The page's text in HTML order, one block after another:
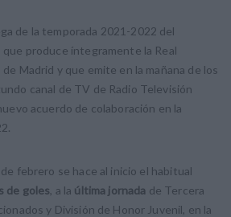
de la temporada 2021-2022 del
que produce íntegramente la Real
Madrid y que emite en la mañana de los
canal de TV de Radio Televisión
acuerdo de colaboración en la
febrero se hace al inicio el habitual
de goles , a la última jornada de Tercera
y División de Honor Juvenil, en la